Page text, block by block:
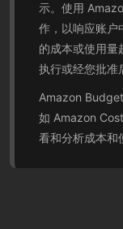
示。使用
作，以响应账户
的成本或使用量
执行或经您批准
Amazon
如 Amazon
看和分析成本和